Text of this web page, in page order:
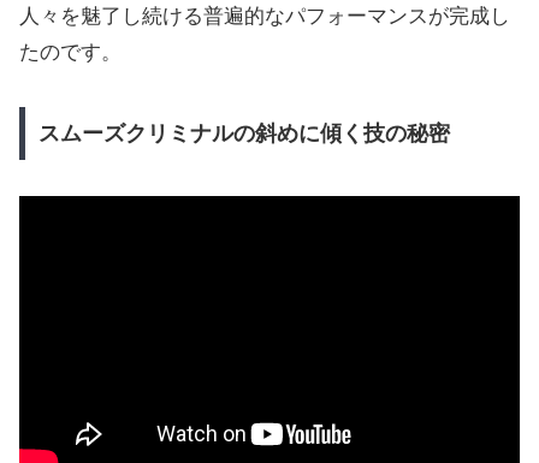
人々を魅了し続ける普遍的なパフォーマンスが完成し
たのです。
スムーズクリミナルの斜めに傾く技の秘密